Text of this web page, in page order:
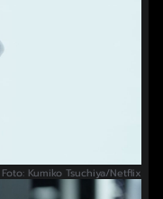
Foto: Kumiko Tsuchiya/Netflix